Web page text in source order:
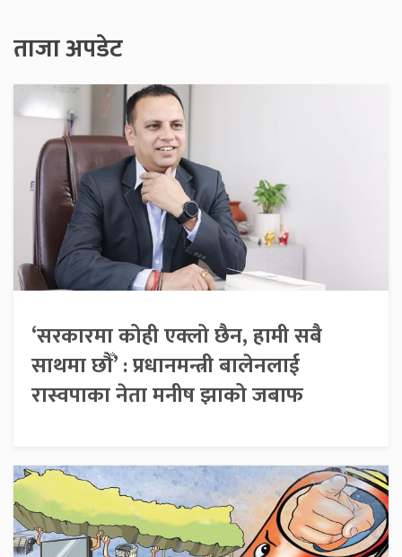
ताजा अपडेट
‘सरकारमा कोही एक्लो छैन, हामी सबै
साथमा छौँ’ : प्रधानमन्त्री बालेनलाई
रास्वपाका नेता मनीष झाको जबाफ